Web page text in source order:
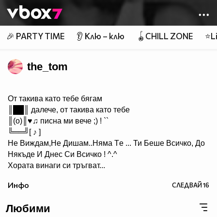
👾
🎉 PARTY TIME 👂 Клю – клю 🪀CHILL ZONE
the_tom
От такива като тебе бягам
║██║ далече, от такива като тебе
║(o)║♥♫ писна ми вече ;) ! ``
╚══╝[ ♪ ]
Не Виждам,Hе Дишам..Hяма Tе ... Ти Беше Всичко, До
Някъде И Днес Си Всичкo ! ^.^
Хората винаги си тръгват...
голяма нужда от тях!И... ако наистина цените нещо, не
случаи няма да се върне....
Инфо СЛЕДВАЙ16
Любими